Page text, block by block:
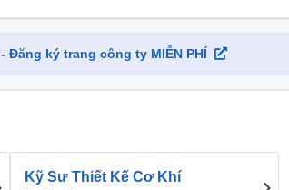
- Đăng ký trang công ty MIỄN PHÍ
Kỹ Sư Thiết Kế Cơ Khí